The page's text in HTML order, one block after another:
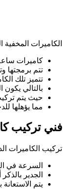
الكاميرات
كاميرات
تتم برمجتها
تتميز تلك
بالتالي
حيث يتم
مما يؤهلها
فني تركيب
تركيب الكاميرات
السرعة في
الجدير
يتم